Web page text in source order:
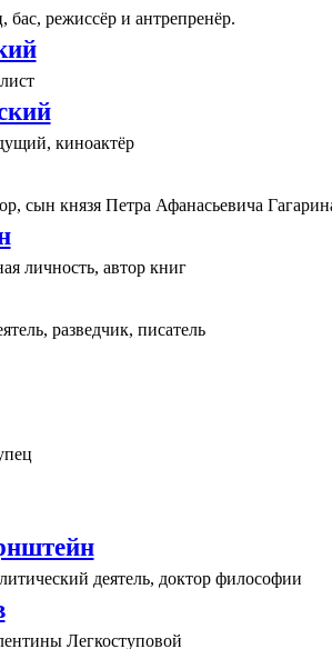
режиссёр и антрепренёр.
киноактёр
сын князя Петра Афанасьевича
личность, автор книг
разведчик, писатель
деятель, доктор философии
Легкоступовой